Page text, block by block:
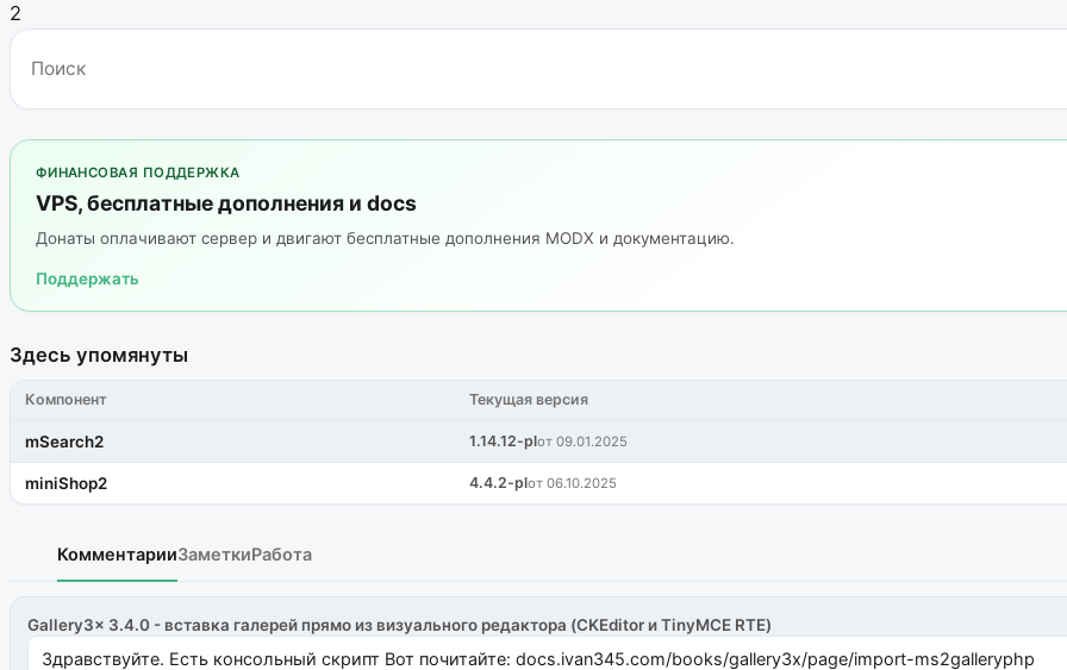
2
ФИНАНСОВАЯ ПОДДЕРЖКА
VPS, бесплатные дополнения и docs
Донаты оплачивают сервер и двигают бесплатные дополнения MODX и документацию.
Поддержать
Здесь упомянуты
Компонент Текущая версия
mSearch2 1.14.12-plот 09.01.2025
miniShop2 4.4.2-plот 06.10.2025
КомментарииЗаметкиРабота
Gallery3x 3.4.0 - вставка галерей прямо из визуального редактора (CKEditor и TinyMCE RTE)
Здравствуйте. Есть консольный скрипт Вот почитайте: docs.ivan345.com/books/gallery3x/page/import-ms2galleryphp